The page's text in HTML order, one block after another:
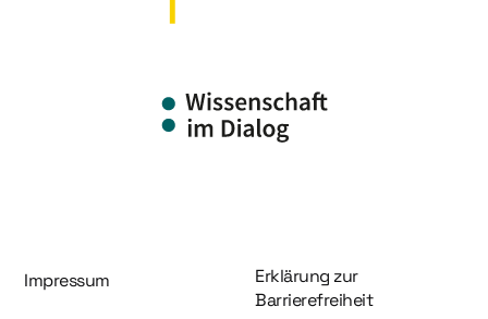
Information und Service
Impressum
Erklärung zur
Barrierefreiheit